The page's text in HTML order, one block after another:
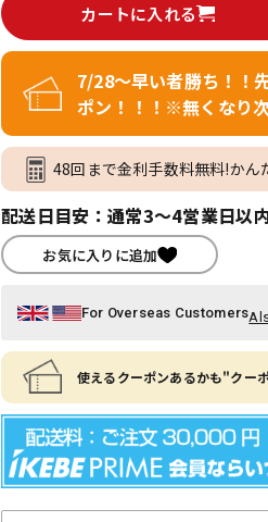
カートに入れる
7/28～早い者勝ち！！
ポン！！！※無くなり
48回まで金利手数料無料!かん
配送日目安：通常3～4営業日以
お気に入りに追加
For Overseas Customers
使えるクーポンあるかも"クー